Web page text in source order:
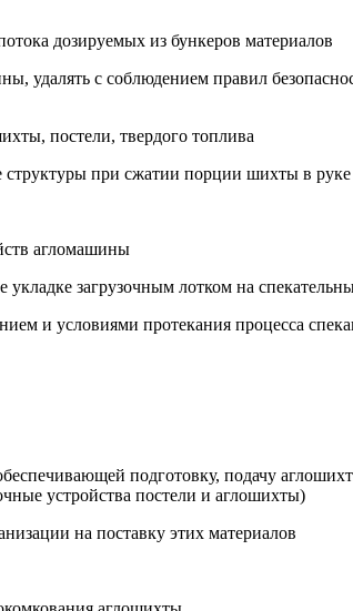
дозируемых из бункеров материалов
удалять с соблюдением правил
постели, твердого топлива
структуры при сжатии порции шихты в руке
агломашины
укладке загрузочным лотком на
и условиями протекания процесса
подготовку, подачу
устройства постели и аглошихты)
на поставку этих материалов